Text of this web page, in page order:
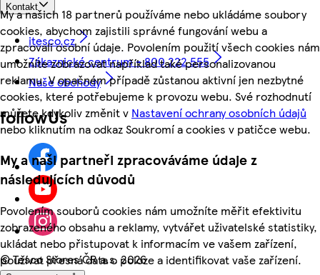
My a našich 18 partnerů používáme nebo ukládáme soubory
cookies, abychom zajistili správné fungování webu a
zpracovali osobní údaje. Povolením použití všech cookies nám
umožníte zobrazovat například také personalizovanou
reklamu. V opačném případě zůstanou aktivní jen nezbytné
cookies, které potřebujeme k provozu webu. Své rozhodnutí
můžete kdykoliv změnit v Nastavení ochrany osobních údajů
nebo kliknutím na odkaz Soukromí a cookies v patičce webu.
My a naši partneři zpracováváme údaje z
následujících důvodů
Povolením souborů cookies nám umožníte měřit efektivitu
zobrazeného obsahu a reklamy, vytvářet uživatelské statistiky,
ukládat nebo přistupovat k informacím ve vašem zařízení,
používat přesná data o poloze a identifikovat vaše zařízení.
Kontakt
itesco.cz
Zákaznické centrum - 800 222 555
Naše obchody
followUs
©Tesco Stores ČR a.s. 2026